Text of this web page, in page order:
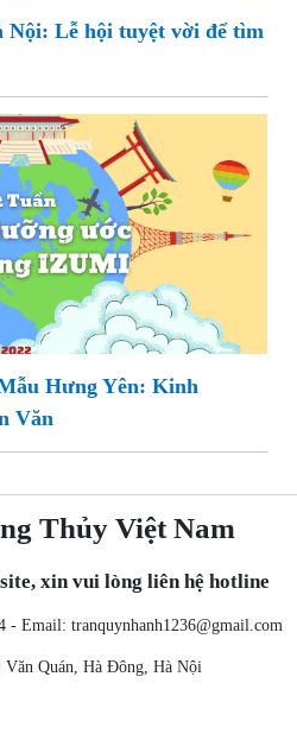
Nội: Lễ hội tuyệt vời để tìm
Hưng Yên: Kinh
Văn
Thủy Việt Nam
xin vui lòng liên hệ hotline
- Email: tranquynhanh1236@gmail.com
Quán, Hà Đông, Hà Nội